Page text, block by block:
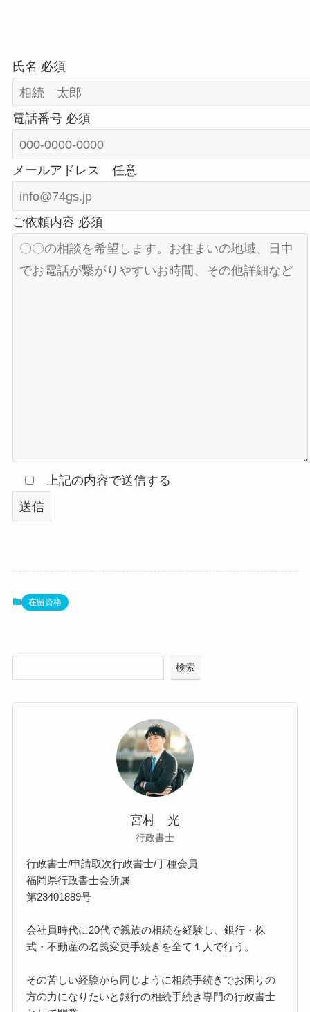
氏名 必須
電話番号 必須
メールアドレス 任意
ご依頼内容 必須
上記の内容で送信する
在留資格
検索
宮村 光
行政書士
行政書士/申請取次行政書士/丁種会員
福岡県行政書士会所属
第23401889号
会社員時代に20代で親族の相続を経験し、銀行・株
式・不動産の名義変更手続きを全て１人で行う。
その苦しい経験から同じように相続手続きでお困りの
方の力になりたいと銀行の相続手続き専門の行政書士